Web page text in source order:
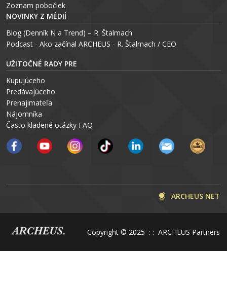
Zoznam pobočiek
NOVINKY Z MÉDIÍ
Blog (Denník N a Trend) – R. Štalmach
Podcast - Ako začínal ARCHEUS - R. Štalmach / CEO
UŽITOČNÉ RADY PRE
Kupujúceho
Predávajúceho
Prenajimateľa
Nájomníka
Často kladené otázky FAQ
ARCHEUS NET
Copyright © 2025 : : ARCHEUS Partners